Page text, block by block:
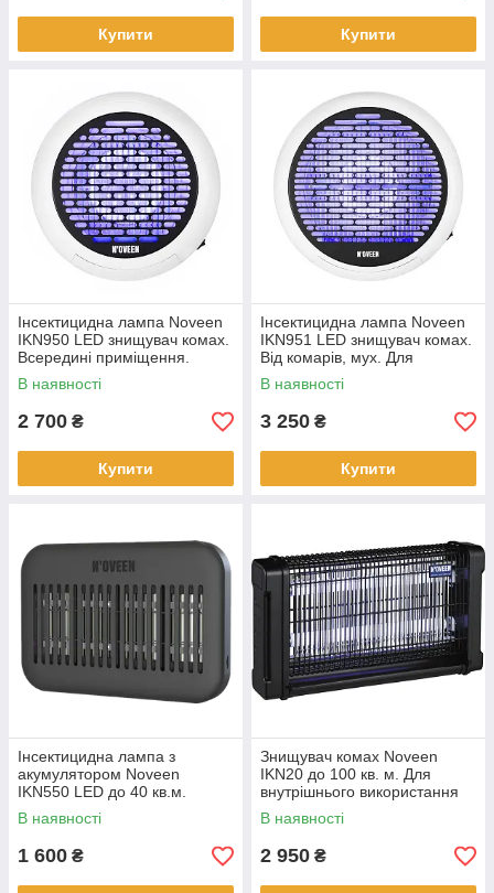
Купити Купити
Інсектицидна лампа Noveen
IKN950 LED знищувач комах.
Всередині приміщення.
Площа 160 кв.м
В наявності
2 700 ₴
Купити
Інсектицидна лампа Noveen
IKN951 LED знищувач комах.
Від комарів, мух. Для
внутрішнього використання
В наявності
3 250 ₴
Купити
Інсектицидна лампа з
акумулятором Noveen
IKN550 LED до 40 кв.м.
Знищувач комах, комарів,
мух
В наявності
1 600 ₴
Знищувач комах Noveen
IKN20 до 100 кв. м. Для
внутрішнього використання
В наявності
2 950 ₴